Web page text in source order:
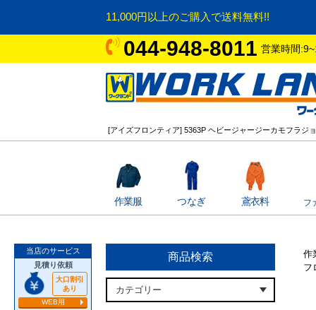
11,000円以上のご購入で送料無料!!
044-948-8011 営業時間
[アイズフロンティア] 5363P ヘビージャージーカモフラジ
作業服 つなぎ 鳶衣料 フ
当店のサービス
見積り依頼
大口割引
あり
WEB用
商品検索
作
フ